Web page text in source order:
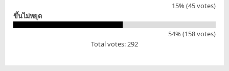
15% (45 votes)
ขึ้นไม่หยุด
54% (158 votes)
Total votes: 292